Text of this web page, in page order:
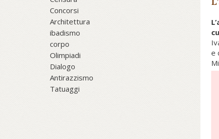
Concorsi
Architettura
ibadismo
corpo
Olimpiadi
Dialogo
Antirazzismo
Tatuaggi
e